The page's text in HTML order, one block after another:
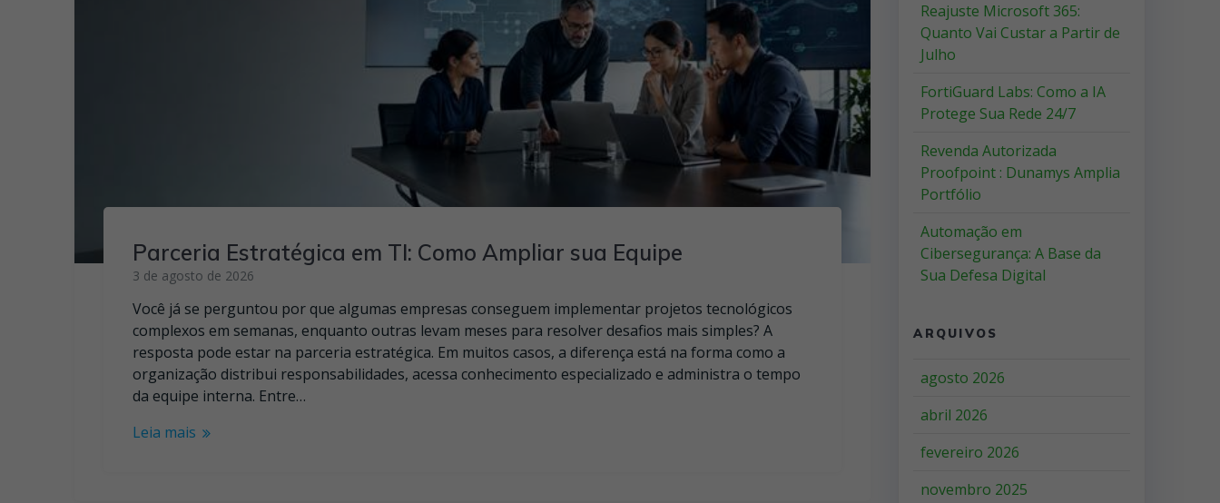
Parceria Estratégica em TI: Como Ampliar sua Equipe
3 de agosto de 2026
Você já se perguntou por que algumas empresas conseguem implementar projetos tecnológicos
complexos em semanas, enquanto outras levam meses para resolver desafios mais simples? A
resposta pode estar na parceria estratégica. Em muitos casos, a diferença está na forma como a
organização distribui responsabilidades, acessa conhecimento especializado e administra o tempo
da equipe interna. Entre…
Leia mais
Reajuste Microsoft 365:
Quanto Vai Custar a Partir de
Julho
FortiGuard Labs: Como a IA
Protege Sua Rede 24/7
Revenda Autorizada
Proofpoint : Dunamys Amplia
Portfólio
Automação em
Cibersegurança: A Base da
Sua Defesa Digital
ARQUIVOS
agosto 2026
abril 2026
fevereiro 2026
novembro 2025